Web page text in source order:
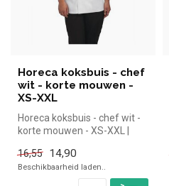
Horeca koksbuis - chef
wit - korte mouwen -
XS-XXL
Horeca koksbuis - chef wit -
korte mouwen - XS-XXL |
16,55
14,90
Beschikbaarheid laden..